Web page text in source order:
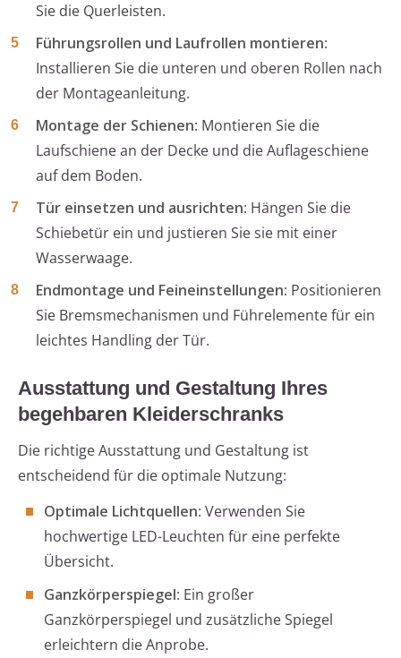
Sie die Querleisten.
Führungsrollen und Laufrollen montieren:
Installieren Sie die unteren und oberen Rollen nach
der Montageanleitung.
Montage der Schienen: Montieren Sie die
Laufschiene an der Decke und die Auflageschiene
auf dem Boden.
Tür einsetzen und ausrichten: Hängen Sie die
Schiebetür ein und justieren Sie sie mit einer
Wasserwaage.
Endmontage und Feineinstellungen: Positionieren
Sie Bremsmechanismen und Führelemente für ein
leichtes Handling der Tür.
Ausstattung und Gestaltung Ihres
begehbaren Kleiderschranks
Die richtige Ausstattung und Gestaltung ist
entscheidend für die optimale Nutzung:
Optimale Lichtquellen: Verwenden Sie
hochwertige LED-Leuchten für eine perfekte
Übersicht.
Ganzkörperspiegel: Ein großer
Ganzkörperspiegel und zusätzliche Spiegel
erleichtern die Anprobe.